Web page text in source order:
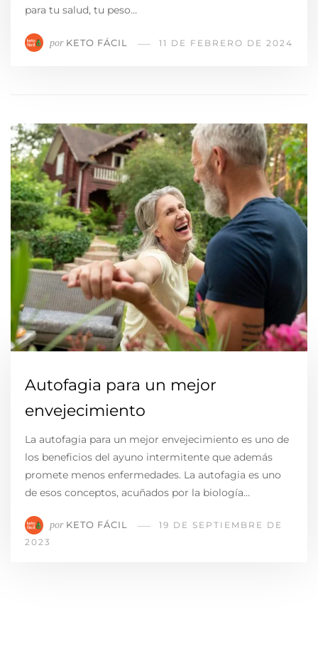
para tu salud, tu peso…
por KETO FÁCIL 11 DE FEBRERO DE 2024
Autofagia para un mejor
envejecimiento
La autofagia para un mejor envejecimiento es uno de
los beneficios del ayuno intermitente que además
promete menos enfermedades. La autofagia es uno
de esos conceptos, acuñados por la biología…
por KETO FÁCIL
19 DE SEPTIEMBRE DE
2023